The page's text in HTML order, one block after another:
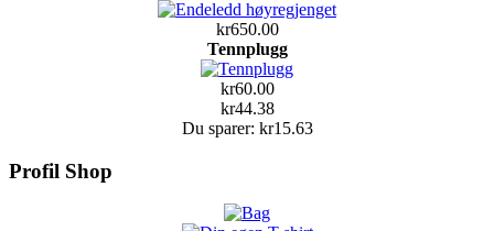
kr650.00
Tennplugg
kr60.00
kr44.38
Du sparer: kr15.63
Profil Shop